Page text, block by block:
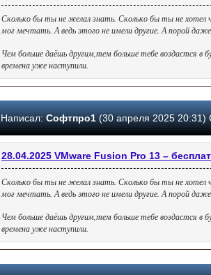
Сколько бы ты не желал знать. Сколько бы ты не хотел
мог мечтать. А ведь этого не имели другие. А порой
Чем больше даёшь другим,тем больше тебе воздастся в
времена уже наступили.
Написал: Софтпро1(30 апреля 2025 20:31)
28.04.2025 VMware Fusion Pro 13 –
Сколько бы ты не желал знать. Сколько бы ты не хотел
мог мечтать. А ведь этого не имели другие. А порой
Чем больше даёшь другим,тем больше тебе воздастся в
времена уже наступили.